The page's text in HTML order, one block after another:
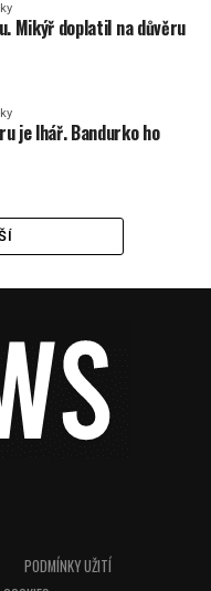
Mikýř doplatil na důvěru
je lhář. Bandurko ho
PODMÍNKY UŽITÍ